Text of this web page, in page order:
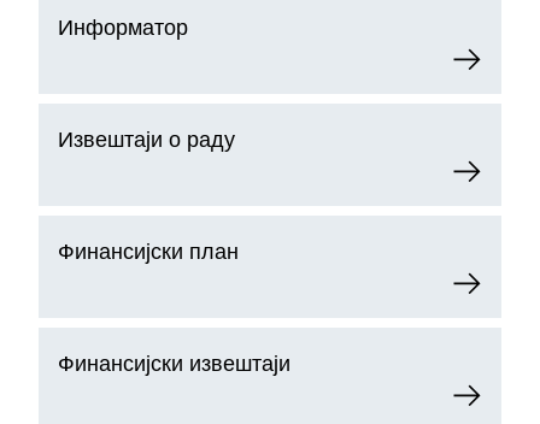
Информатор
Извештаји о раду
Финансијски план
Финансијски извештаји